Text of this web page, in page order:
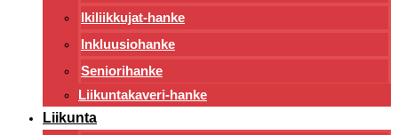
Ikiliikkujat-hanke
Inkluusiohanke
Seniorihanke
Liikuntakaveri-hanke
Liikunta